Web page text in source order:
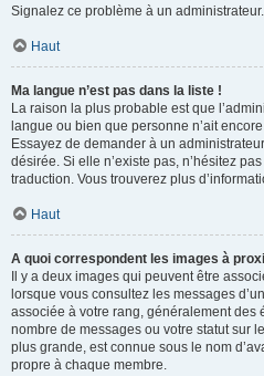
Signalez ce problème à un administrateur.
Haut
Ma langue n’est pas dans la liste !
La raison la plus probable est que
langue ou bien que personne n’ait
Essayez de demander à un
désirée. Si elle n’existe pas, n’hésitez
traduction. Vous trouverez plus
Haut
A quoi correspondent les images à
Il y a deux images qui peuvent être
lorsque vous consultez les messages
associée à votre rang, généralement des
nombre de messages ou votre statut sur
plus grande, est connue sous le nom
propre à chaque membre.